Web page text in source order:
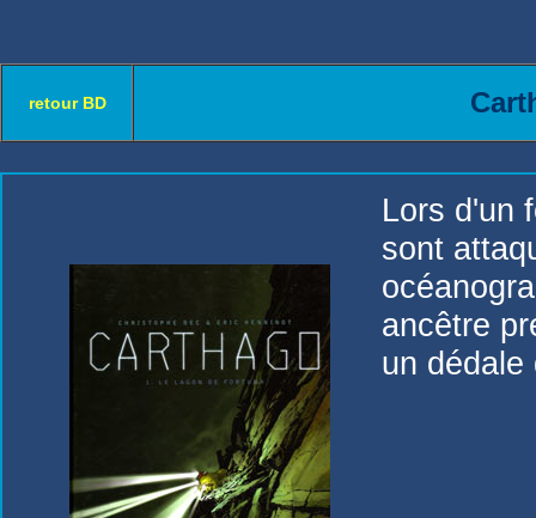
retour BD
Lors d'un
sont
ancêtre
un dédale